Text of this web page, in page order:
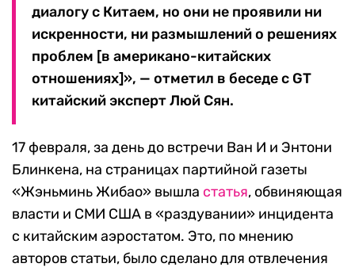
диалогу с Китаем, но они не проявили ни
искренности, ни размышлений о решениях
проблем [в американо-китайских
отношениях]», — отметил в беседе с GT
китайский эксперт Люй Сян.
17 февраля, за день до встречи Ван И и Энтони
Блинкена, на страницах партийной газеты
«Жэньминь Жибао» вышла статья, обвиняющая
власти и СМИ США в «раздувании» инцидента
с китайским аэростатом. Это, по мнению
авторов статьи, было сделано для отвлечения